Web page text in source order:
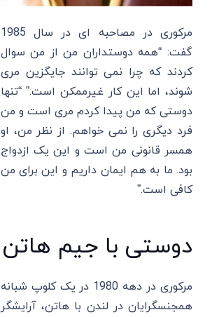
مرکوری در مصاحبه ای در سال 1985
گفت: “همه دوستداران من از من سوال
کردند که چرا نمی توانند جایگزین مری
شوند، اما این کار غیرممکن است.” “تنها
دوستی که من پیدا کردم مری است و من
فرد دیگری را نمی خواهم. از نظر من، او
همسر قانونی من است و این یک ازدواج
بود. ما به هم ایمان داریم و این برای من
کافی است.”
دوستی با جیم هاتن
مرکوری در دهه 1980 در یک کلوپ شبانه
همجنسگرایان در لندن با هاتن، آرایشگر